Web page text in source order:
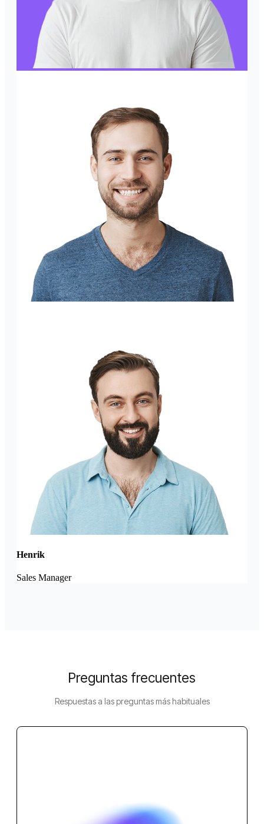
Henrik
Sales Manager
Preguntas frecuentes
Respuestas a las preguntas más habituales